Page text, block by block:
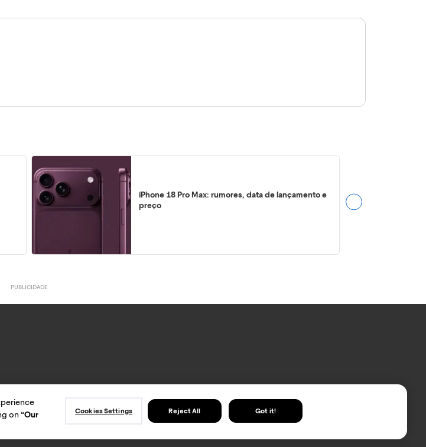
iPhone 18 Pro Max: rumores, data de lançamento e
preço
e condições do Termo de UsoePolítica de privacidade.
Todos os direitos reservados.
on“Our
Cookies Settings Reject All Got it!